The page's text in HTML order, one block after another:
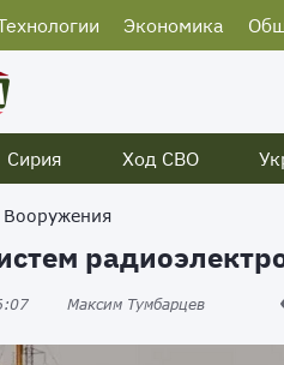
Экономика
Сирия Ход СВО
Максим Тумбарцев